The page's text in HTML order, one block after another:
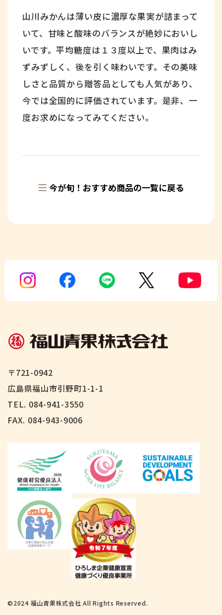
山川みかんは薄い皮に濃厚な果実が詰まって
いて、甘味と酸味のバランスが絶妙においし
いです。平均糖度は１３度以上で、果肉はみ
ずみずしく、後を引く味わいです。その美味
しさと品質から贈答品としても人気があり、
今では全国的に評価されています。是非、一
度お求めになってみてください。
今が旬！おすすめ商品の一覧に戻る
〒721-0942
広島県福山市引野町1-1-1
TEL. 084-941-3550
FAX. 084-943-9006
©2024 福山青果株式会社 All Rights Reserved.